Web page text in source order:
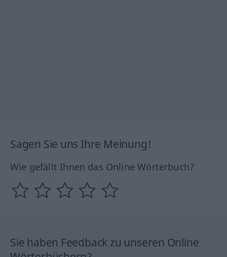
Sagen Sie uns Ihre Meinung!
Wie gefällt Ihnen das Online Wörterbuch?
Sie haben Feedback zu unseren Online